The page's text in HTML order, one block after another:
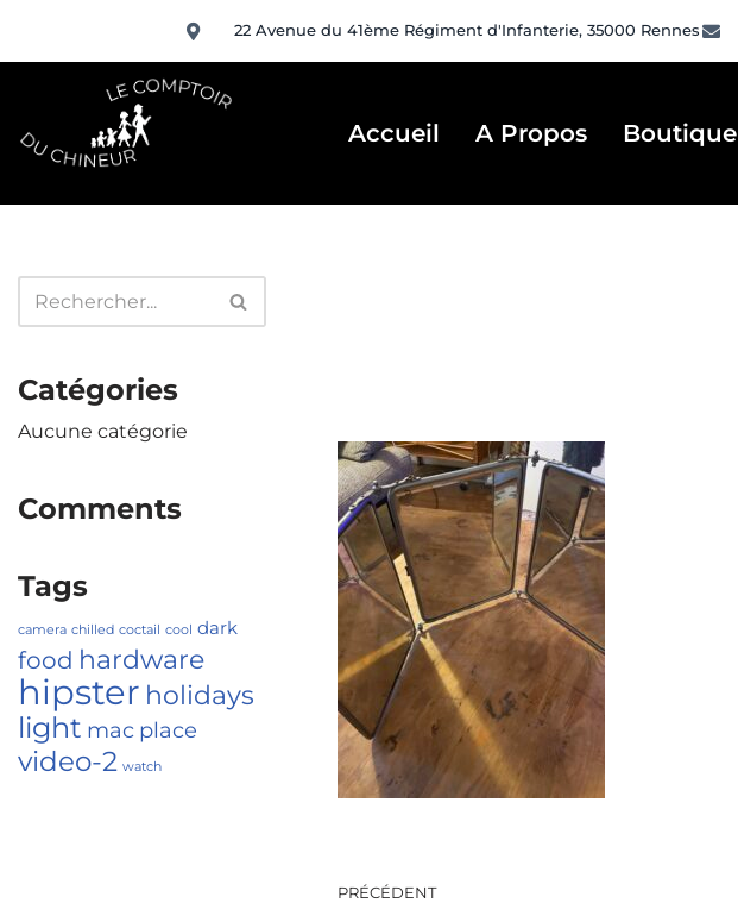
Aller
22 Avenue du 41ème Régiment d'Infanterie, 35000 Rennes
Accueil A Propos Boutique
Catégories
Aucune catégorie
Comments
Tags
camera chilled coctail cool dark
food hardware
hipster holidays
light mac place
video-2 watch
PRÉCÉDENT